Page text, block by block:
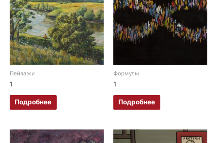
Пейзажи
1
Подробнее
Формулы
1
Подробнее